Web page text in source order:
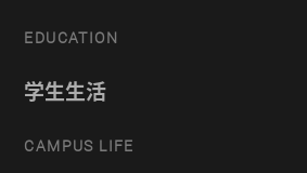
EDUCATION
学生生活
CAMPUS LIFE